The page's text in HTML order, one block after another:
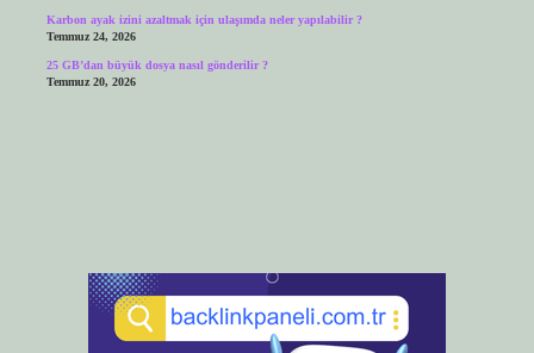
Karbon ayak izini azaltmak için ulaşımda neler yapılabilir ?
Temmuz 24, 2026
25 GB’dan büyük dosya nasıl gönderilir ?
Temmuz 20, 2026